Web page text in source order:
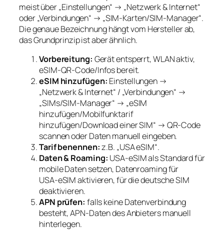
meist über „Einstellungen“ → „Netzwerk & Internet“
oder „Verbindungen“ → „SIM‑Karten/SIM‑Manager“.
Die genaue Bezeichnung hängt vom Hersteller ab,
das Grundprinzip ist aber ähnlich.
Vorbereitung: Gerät entsperrt, WLAN aktiv,
eSIM‑QR‑Code/Infos bereit.
eSIM hinzufügen: Einstellungen →
„Netzwerk & Internet“ / „Verbindungen“ →
„SIMs/SIM‑Manager“ → „eSIM
hinzufügen/Mobilfunktarif
hinzufügen/Download einer SIM“ → QR‑Code
scannen oder Daten manuell eingeben.
Tarif benennen:z.B. „USA eSIM“.
Daten & Roaming: USA‑eSIM als Standard für
mobile Daten setzen, Datenroaming für
USA‑eSIM aktivieren, für die deutsche SIM
deaktivieren.
APN prüfen: falls keine Datenverbindung
besteht, APN‑Daten des Anbieters manuell
hinterlegen.